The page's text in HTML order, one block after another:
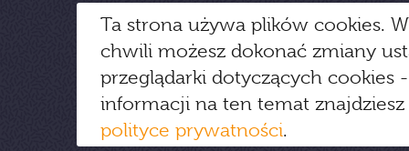
Ta strona używa plików cookies.
chwili możesz dokonać zmiany
przeglądarki dotyczących cookies
informacji na ten temat
polityce prywatności.